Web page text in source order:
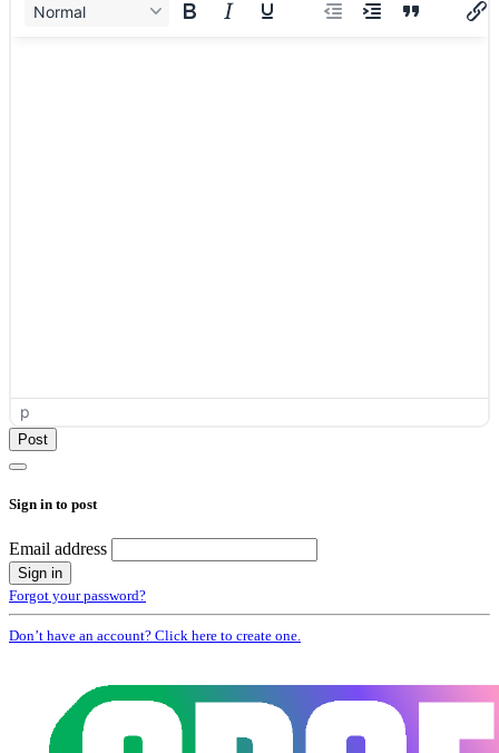
Normal
p
Sign in to post
Email address
Forgot your password?
Don’t have an account? Click here to create one.